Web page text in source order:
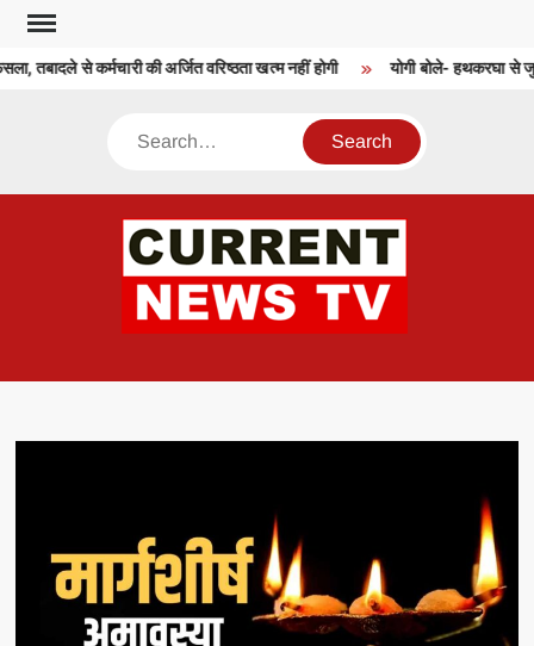
Skip
content
तबादले से कर्मचारी की अर्जित वरिष्ठता खत्म नहीं होगी योगी बोले- हथकरघा से
Search